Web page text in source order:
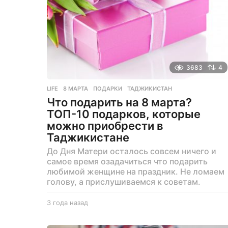
3683 4
LIFE 8 МАРТА ,ПОДАРКИ ,ТАДЖИКИСТАН
Что подарить на 8 марта?
ТОП-10 подарков, которые
можно приобрести в
Таджикистане
До Дня Матери осталось совсем ничего и
самое время озадачиться что подарить
любимой женщине на праздник. Не ломаем
голову, а прислушиваемся к советам.
3 года назад